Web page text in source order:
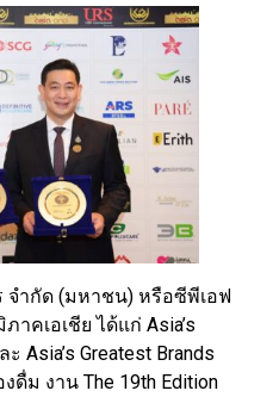
ำกัด (มหาชน) หรือซีพีเอฟ
าคเอเชีย ได้แก่ Asia’s
Asia’s Greatest Brands
ดื่ม งาน The 19th Edition